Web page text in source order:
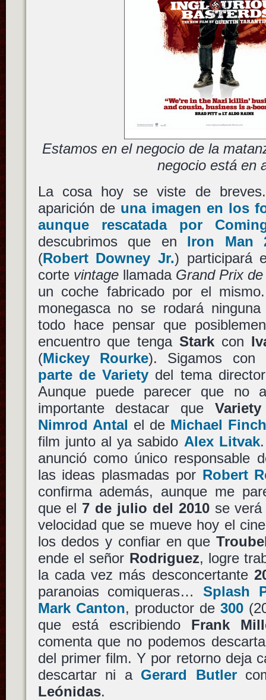
Estamos en el negocio de la
negocio está en
La cosa hoy se viste de
aparición de una imagen en los
aunque rescatada por
descubrimos que en Iron Man
(Robert Downey Jr.) participará
corte vintagellamada Grand Prix
un coche fabricado por el
monegasca no se rodará
todo hace pensar que
encuentro que tengaStark con
(Mickey Rourke). Sigamos con
parte de Variety del tema
Aunque puede parecer que no
importante destacar queVariety
Nimrod Antal el de Michael
film junto al ya sabido Alex Litvak
anunció como único responsable
las ideas plasmadas por Robert
confirma además, aunque me
que el 7 de julio del 2010se verá
velocidad que se mueve hoy el
los dedos y confiar en que
ende el señor Rodriguez, logre
la cada vez más desconcertante
paranoias comiqueras…Splash
Mark Canton, productor de 300
que está escribiendo Frank
comenta que no podemos
del primer film. Y por retorno deja
descartar ni a Gerard Butler
Leónidas.